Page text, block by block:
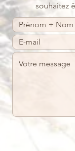
souhaitez